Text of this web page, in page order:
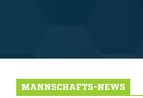
MANNSCHAFTS-NEWS